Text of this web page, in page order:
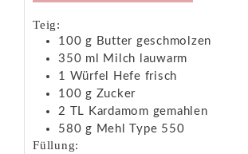
Teig:
100 g Butter geschmolzen
350 ml Milch
lauwarm
1
Würfel Hefe frisch
100 g Zucker
2 TL Kardamom gemahlen
580 g Mehl Type 550
Füllung: